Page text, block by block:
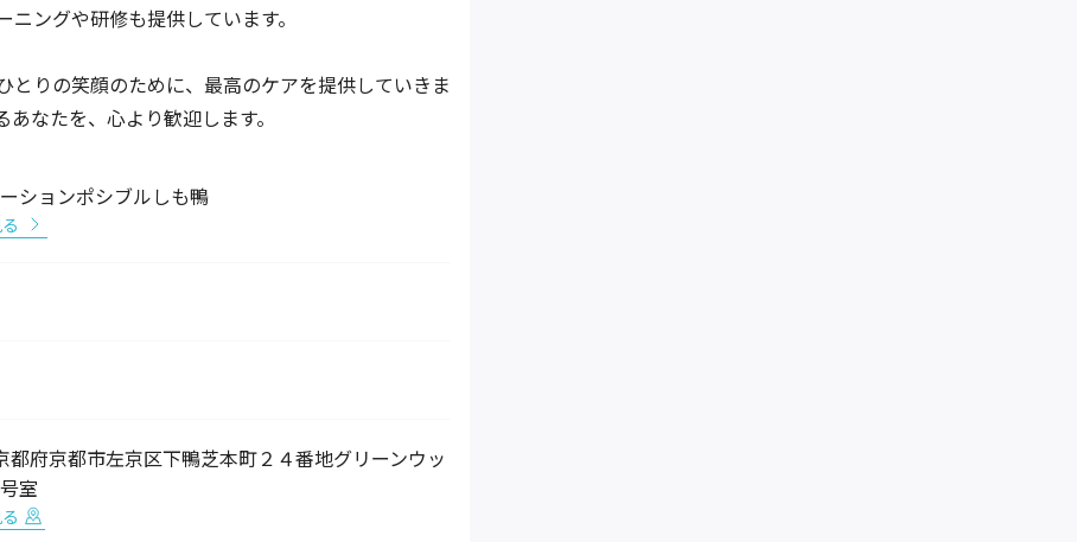
ングや研修も提供しています。
とりの笑顔のために、最高のケアを提供していきま
なたを、心より歓迎します。
ションポシブルしも鴨
都府京都市左京区下鴨芝本町２４番地グリーンウッ
室